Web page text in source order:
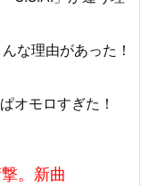
な理由があった！
オモロすぎた！
。新曲